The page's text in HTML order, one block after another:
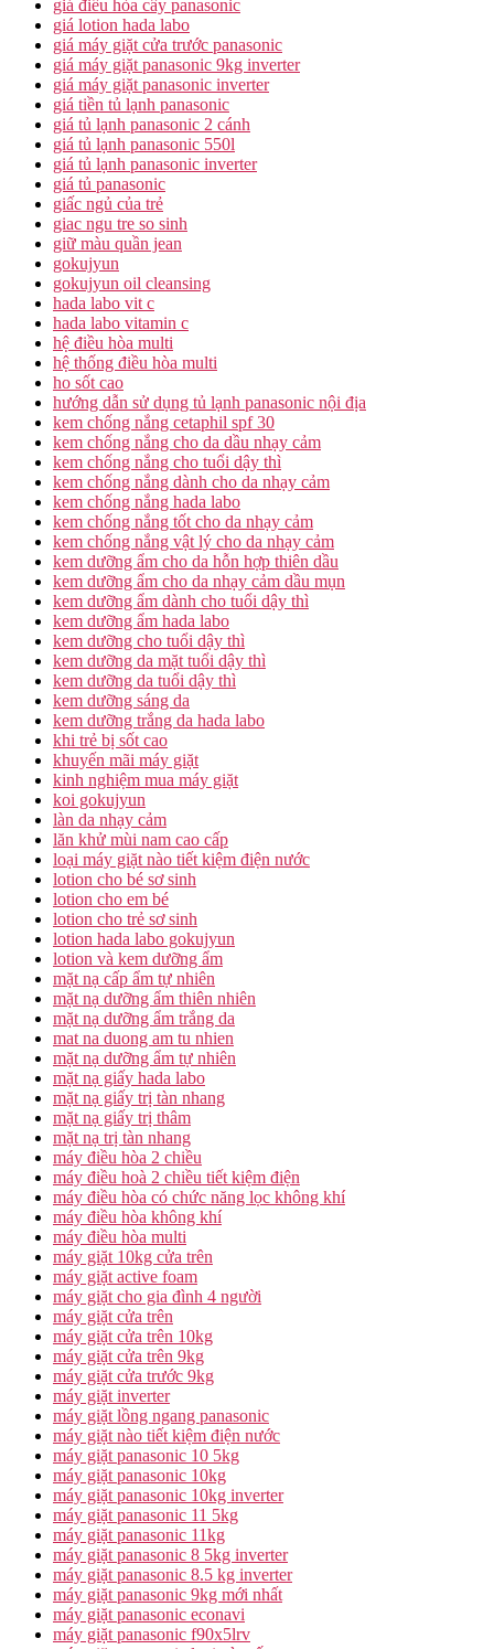
giá điều hòa cây panasonic
giá lotion hada labo
giá máy giặt cửa trước panasonic
giá máy giặt panasonic 9kg inverter
giá máy giặt panasonic inverter
giá tiền tủ lạnh panasonic
giá tủ lạnh panasonic 2 cánh
giá tủ lạnh panasonic 550l
giá tủ lạnh panasonic inverter
giá tủ panasonic
giấc ngủ của trẻ
giac ngu tre so sinh
giữ màu quần jean
gokujyun
gokujyun oil cleansing
hada labo vit c
hada labo vitamin c
hệ điều hòa multi
hệ thống điều hòa multi
ho sốt cao
hướng dẫn sử dụng tủ lạnh panasonic nội địa
kem chống nắng cetaphil spf 30
kem chống nắng cho da dầu nhạy cảm
kem chống nắng cho tuổi dậy thì
kem chống nắng dành cho da nhạy cảm
kem chống nắng hada labo
kem chống nắng tốt cho da nhạy cảm
kem chống nắng vật lý cho da nhạy cảm
kem dưỡng ẩm cho da hỗn hợp thiên dầu
kem dưỡng ẩm cho da nhạy cảm dầu mụn
kem dưỡng ẩm dành cho tuổi dậy thì
kem dưỡng ẩm hada labo
kem dưỡng cho tuổi dậy thì
kem dưỡng da mặt tuổi dậy thì
kem dưỡng da tuổi dậy thì
kem dưỡng sáng da
kem dưỡng trắng da hada labo
khi trẻ bị sốt cao
khuyến mãi máy giặt
kinh nghiệm mua máy giặt
koi gokujyun
làn da nhạy cảm
lăn khử mùi nam cao cấp
loại máy giặt nào tiết kiệm điện nước
lotion cho bé sơ sinh
lotion cho em bé
lotion cho trẻ sơ sinh
lotion hada labo gokujyun
lotion và kem dưỡng ẩm
mặt nạ cấp ẩm tự nhiên
mặt nạ dưỡng ẩm thiên nhiên
mặt nạ dưỡng ẩm trắng da
mat na duong am tu nhien
mặt nạ dưỡng ẩm tự nhiên
mặt nạ giấy hada labo
mặt nạ giấy trị tàn nhang
mặt nạ giấy trị thâm
mặt nạ trị tàn nhang
máy điều hòa 2 chiều
máy điều hoà 2 chiều tiết kiệm điện
máy điều hòa có chức năng lọc không khí
máy điều hòa không khí
máy điều hòa multi
máy giặt 10kg cửa trên
máy giặt active foam
máy giặt cho gia đình 4 người
máy giặt cửa trên
máy giặt cửa trên 10kg
máy giặt cửa trên 9kg
máy giặt cửa trước 9kg
máy giặt inverter
máy giặt lồng ngang panasonic
máy giặt nào tiết kiệm điện nước
máy giặt panasonic 10 5kg
máy giặt panasonic 10kg
máy giặt panasonic 10kg inverter
máy giặt panasonic 11 5kg
máy giặt panasonic 11kg
máy giặt panasonic 8 5kg inverter
máy giặt panasonic 8.5 kg inverter
máy giặt panasonic 9kg mới nhất
máy giặt panasonic econavi
máy giặt panasonic f90x5lrv